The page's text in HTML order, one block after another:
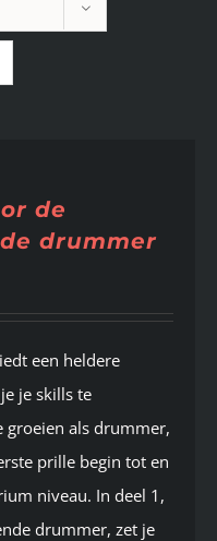
de
drummer
een heldere
je skills te
groeien als drummer,
prille begin tot en
niveau. In deel 1,
drummer, zet je